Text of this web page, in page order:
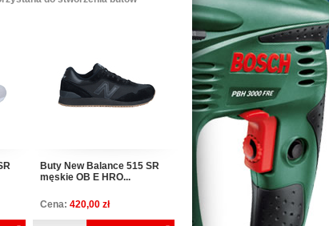
Buty New Balance 515 SR
męskie OB E HRO...
Cena: 420,00 zł